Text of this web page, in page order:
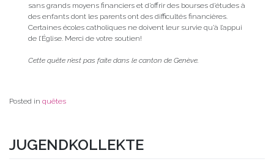
sans grands moyens financiers et d’offrir des bourses d’études à
des enfants dont les parents ont des difficultés financières.
Certaines écoles catholiques ne doivent leur survie qu’à l’appui
de l’Église. Merci de votre soutien!
Cette quête n’est pas faite dans le canton de Genève.
Posted in quêtes
JUGENDKOLLEKTE